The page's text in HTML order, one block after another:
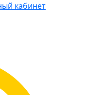
кабинет